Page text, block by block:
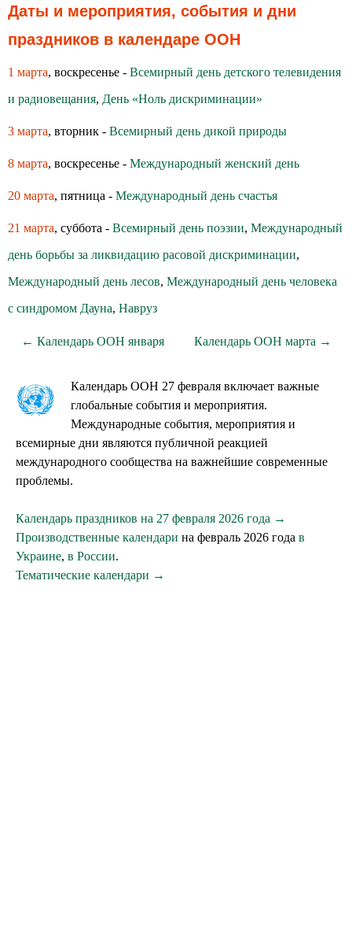
Даты и мероприятия, события и дни
праздников в календаре ООН
1 марта, воскресенье - Всемирный день детского телевидения
и радиовещания, День «Ноль дискриминации»
3 марта, вторник - Всемирный день дикой природы
8 марта, воскресенье - Международный женский день
20 марта, пятница - Международный день счастья
21 марта, суббота - Всемирный день поэзии, Международный
день борьбы за ликвидацию расовой дискриминации,
Международный день лесов, Международный день человека
с синдромом Дауна, Навруз
← Календарь ООН января Календарь ООН марта →
Календарь ООН 27 февраля включает важные
глобальные события и мероприятия.
Международные события, мероприятия и
всемирные дни являются публичной реакцией
международного сообщества на важнейшие современные
проблемы.
Календарь праздников на 27 февраля 2026 года →
Производственные календари на февраль 2026 года в
Украине, в России.
Тематические календари →